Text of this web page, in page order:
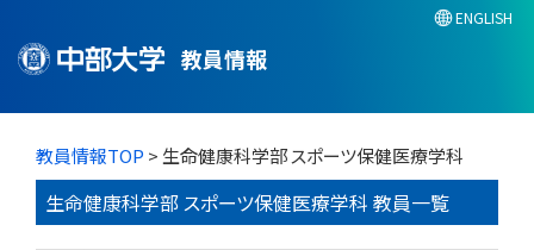
教員情報
ENGLISH
教員情報TOP > 生命健康科学部 スポーツ保健医療学科
生命健康科学部 スポーツ保健医療学科 教員一覧